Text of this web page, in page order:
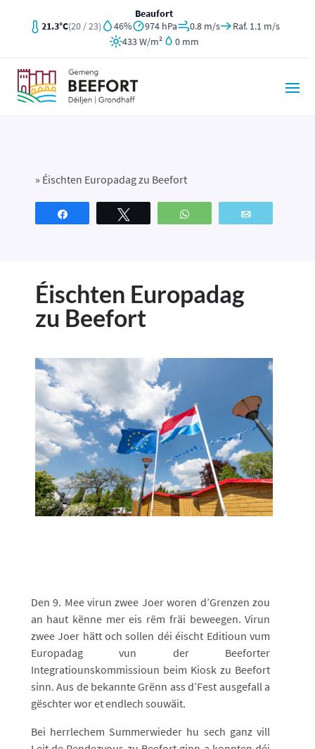
Beaufort
21.3°C(20 / 23) 46% 974 hPa 0.8 m/s
Raf. 1.1 m/s
433 W/m²
0 mm
» Éischten Europadag zu Beefort
WhatsApp
Éischten Europadag
zu Beefort
Den 9. Mee virun zwee Joer woren d’Grenzen zou
an haut kënne mer eis rëm fräi beweegen. Virun
zwee Joer hätt och sollen déi éischt Editioun vum
Europadag vun der Beeforter
Integratiounskommissioun beim Kiosk zu Beefort
sinn. Aus de bekannte Grënn ass d’Fest ausgefall a
gëschter wor et endlech souwäit.
Bei herrlechem Summerwieder hu sech ganz vill